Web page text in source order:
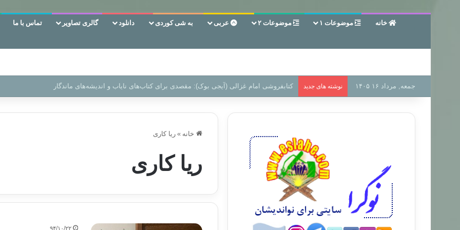
خانه موضوعات ۱ موضوعات ۲ عربی به شی کوردی دانلود گالری تصاویر تماس با ما
جمعه, مرداد ۱۶ ۱۴۰۵ نوشته های جدید سر دفتر فساد در زمین‌، دوری وکناره‌گیری از راه خداست‌!
خانه » ریا کاری
ریا کاری
۹۴/۱۰/۲۲